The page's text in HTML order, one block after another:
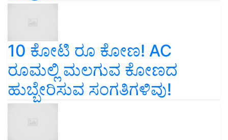
10 ಕೋಟಿ ರೂ ಕೋಣ! AC
ರೂಮಲ್ಲಿ ಮಲಗುವ ಕೋಣದ
ಹುಬ್ಬೇರಿಸುವ ಸಂಗತಿಗಳಿವು!